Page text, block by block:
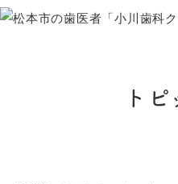
ト